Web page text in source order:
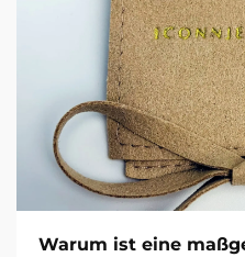
Warum ist eine